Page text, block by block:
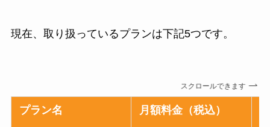
現在、取り扱っているプランは下記5つです。
スクロールできます
プラン名 月額料金（税込）